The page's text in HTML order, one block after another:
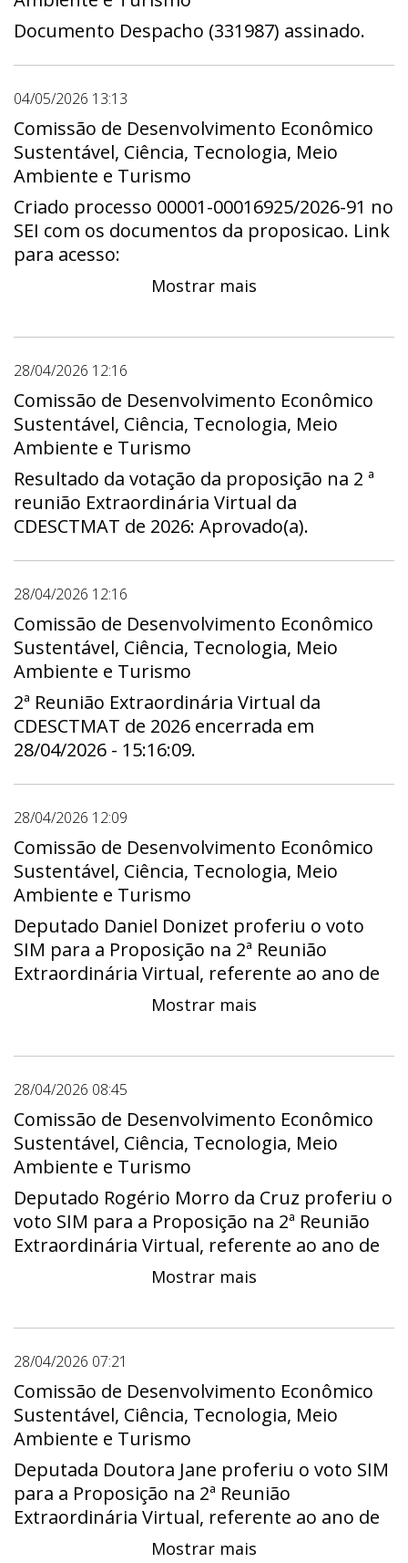
Documento Despacho (331987) assinado.
04/05/2026 13:13
Comissão de Desenvolvimento Econômico
Sustentável, Ciência, Tecnologia, Meio
Ambiente e Turismo
Criado processo 00001-00016925/2026-91 no
SEI com os documentos da proposicao. Link
para acesso:
https://sei.cl.df.gov.br/sei/controlador.php?
Mostrar mais
28/04/2026 12:16
Comissão de Desenvolvimento Econômico
Sustentável, Ciência, Tecnologia, Meio
Ambiente e Turismo
Resultado da votação da proposição na 2 ª
reunião Extraordinária Virtual da
CDESCTMAT de 2026: Aprovado(a).
28/04/2026 12:16
Comissão de Desenvolvimento Econômico
Sustentável, Ciência, Tecnologia, Meio
Ambiente e Turismo
2ª Reunião Extraordinária Virtual da
CDESCTMAT de 2026 encerrada em
28/04/2026 - 15:16:09.
28/04/2026 12:09
Comissão de Desenvolvimento Econômico
Sustentável, Ciência, Tecnologia, Meio
Ambiente e Turismo
Deputado Daniel Donizet proferiu o voto
SIM para a Proposição na 2ª Reunião
Extraordinária Virtual, referente ao ano de
Mostrar mais
28/04/2026 08:45
Comissão de Desenvolvimento Econômico
Sustentável, Ciência, Tecnologia, Meio
Ambiente e Turismo
Deputado Rogério Morro da Cruz proferiu o
voto SIM para a Proposição na 2ª Reunião
Extraordinária Virtual, referente ao ano de
Mostrar mais
28/04/2026 07:21
Comissão de Desenvolvimento Econômico
Sustentável, Ciência, Tecnologia, Meio
Ambiente e Turismo
Deputada Doutora Jane proferiu o voto SIM
para a Proposição na 2ª Reunião
Extraordinária Virtual, referente ao ano de
Mostrar mais